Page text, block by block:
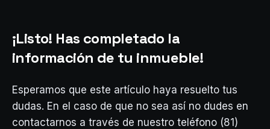
¡Listo! Has completado la
información de tu inmueble!
Esperamos que este artículo haya resuelto tus
dudas. En el caso de que no sea así no dudes en
contactarnos a través de nuestro teléfono (81)